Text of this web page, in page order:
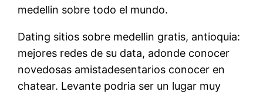
medellin sobre todo el mundo.
Dating sitios sobre medellin gratis, antioquia:
mejores redes de su data, adonde conocer
novedosas amistadesentarios conocer en
chatear. Levante podria ser un lugar muy